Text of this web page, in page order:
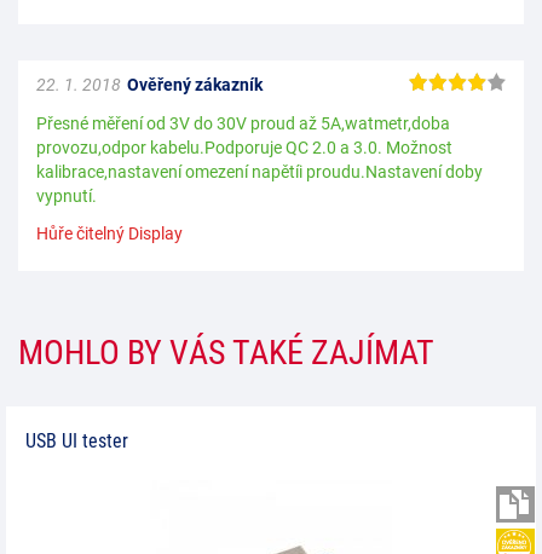
Ověřený zákazník
22. 1. 2018
Přesné měření od 3V do 30V proud až 5A,watmetr,doba
provozu,odpor kabelu.Podporuje QC 2.0 a 3.0. Možnost
kalibrace,nastavení omezení napětíi proudu.Nastavení doby
vypnutí.
Hůře čitelný Display
MOHLO BY VÁS TAKÉ ZAJÍMAT
USB UI tester